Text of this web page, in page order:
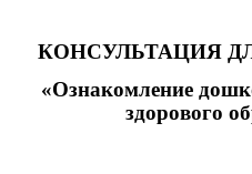
КОНСУЛЬТАЦИЯ
«Ознакомление
здорового